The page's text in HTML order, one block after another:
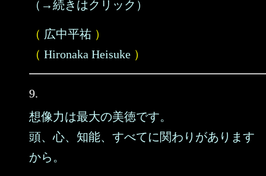
（→続きはクリック）
（ 広中平祐 ）
（ Hironaka Heisuke ）
9.
想像力は最大の美徳です。
頭、心、知能、すべてに関わりがあります
から。